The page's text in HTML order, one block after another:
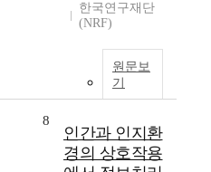
한국연구재단
(NRF)
원문보
기
8
인간과 인지환
경의 상호작용